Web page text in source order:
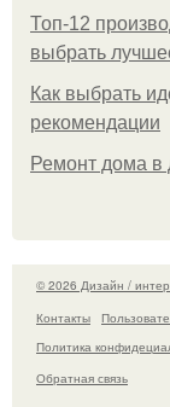
Топ-12
выбрать
Как выбрать
рекомендации
Ремонт дома в
© 2026 Дизайн /
Контакты
Политика
Обратная связь